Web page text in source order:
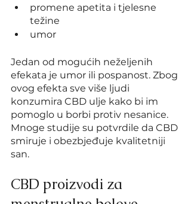
promene apetita i tjelesne
težine
umor
Jedan od mogućih neželjenih
efekata je umor ili pospanost. Zbog
ovog efekta sve više ljudi
konzumira CBD ulje kako bi im
pomoglo u borbi protiv nesanice.
Mnoge studije su potvrdile da CBD
smiruje i obezbjeđuje kvalitetniji
san.
CBD proizvodi za